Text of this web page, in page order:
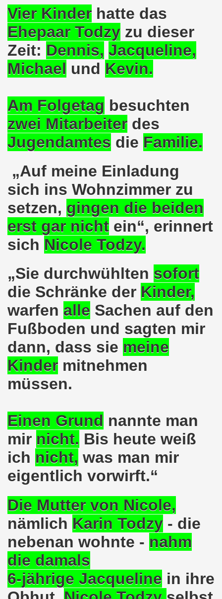
Vier Kinder hatte das
Ehepaar Todzy zu dieser
Zeit: Dennis, Jacqueline,
Michael und Kevin.
Am Folgetag besuchten
zwei Mitarbeiter des
Jugendamtes die Familie.
„Auf meine Einladung
sich ins Wohnzimmer zu
setzen, gingen die beiden
erst gar nicht ein“, erinnert
sich Nicole Todzy.
„Sie durchwühlten sofort
die Schränke der Kinder,
warfen alle Sachen auf den
Fußboden und sagten mir
dann, dass sie meine
Kinder mitnehmen
müssen.
Einen Grund nannte man
mir nicht. Bis heute weiß
ich nicht, was man mir
eigentlich vorwirft.“
Die Mutter von Nicole,
nämlich Karin Todzy - die
nebenan wohnte - nahm
die damals
6-jährige Jacqueline in ihre
wünscht allen Freundinnen und wünscht allen
Bewegung am 10.12.2018 mit gelben Westen und
feiert am 10.12.2018 die 700. Bürgerbewegung
Bewegung Gelsenkirchen mit Frank Oettler
Bewegung findet ausnahmsweise am 03.12.2018 in
vor dem Amtsgericht Gelsenkirchen: Weg mit der
Bewegung protestiert und demonstriert am 05.11.2018
Bewegung ruft auf am 05.11.2018 zur Solidarität mit
am 24.09.2018 uneingeschränkt
am 13.10.2018 mit tollem Beitrag in Berlin
Montagsdemonstration: Kampf gegen
Bewegung am 01.10.2018 - gegen die
und wichtige Informationen zur 15.
und Montagsdemonstranten Frank Oettler aus
Bewegung in Gelsenkirchen
Beeindruckender Protest am 17.09.2018
Bewegung am 17.09.2018 ruft auf zum Protest gegen
Arbeiter und an die kämpfenden Arbeiterinnen bei
in Gelsenkirchen: Eine Erfolgsgeschichte und eine Feier
Bewegung am 13.08.2018 hält weiterhin wie bisher
Bewegung am 06.08.2018 unter dem Motto:
Gelsenkirchener Montagsdemo-Bewegung am
ist mit den streikenden Kolleginnen und mit
- der Kultursaal und das Haus des Widerstands in